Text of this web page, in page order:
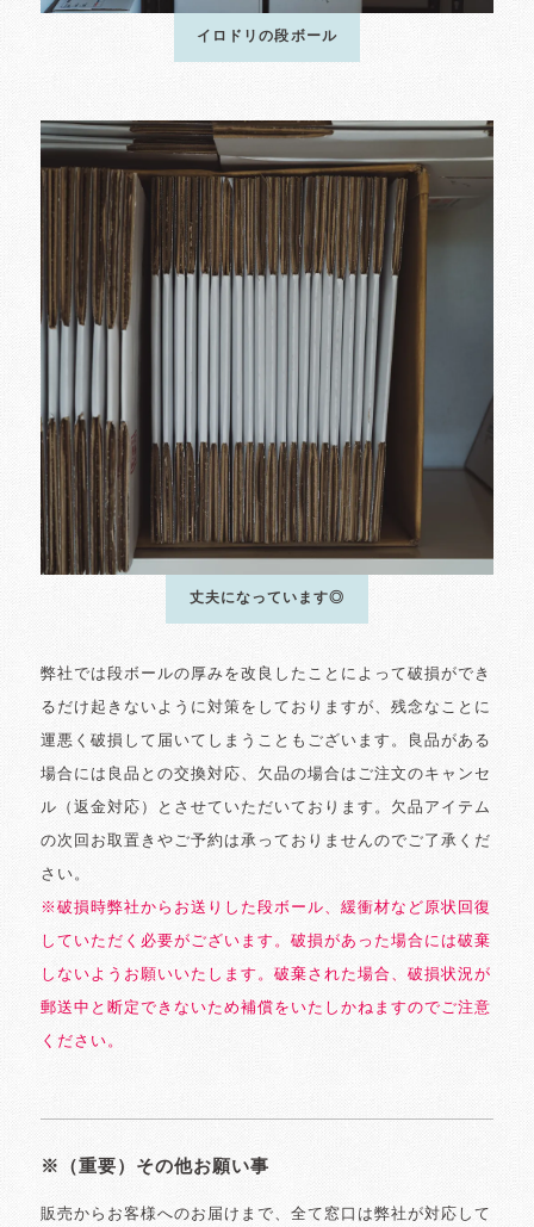
イロドリの段ボール
丈夫になっています◎
弊社では段ボールの厚みを改良したことによって破損ができ
るだけ起きないように対策をしておりますが、残念なことに
運悪く破損して届いてしまうこともございます。良品がある
場合には良品との交換対応、欠品の場合はご注文のキャンセ
ル（返金対応）とさせていただいております。欠品アイテム
の次回お取置きやご予約は承っておりませんのでご了承くだ
さい。
※破損時弊社からお送りした段ボール、緩衝材など原状回復
していただく必要がございます。破損があった場合には破棄
しないようお願いいたします。破棄された場合、破損状況が
郵送中と断定できないため補償をいたしかねますのでご注意
ください。
※（重要）その他お願い事
販売からお客様へのお届けまで、全て窓口は弊社が対応して